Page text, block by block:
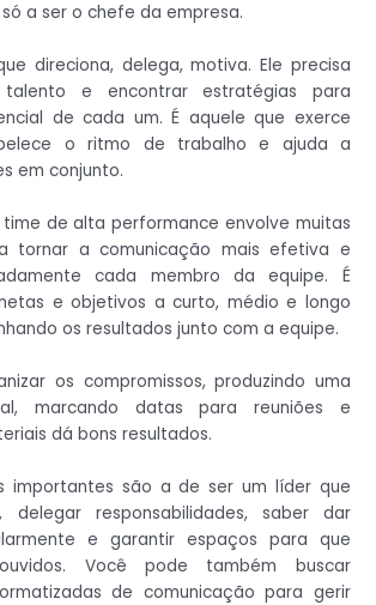
a ser o chefe da empresa.
direciona, delega, motiva. Ele precisa
e encontrar estratégias para
de cada um. É aquele que exerce
o ritmo de trabalho e ajuda a
em conjunto.
time de alta performance envolve muitas
tornar a comunicação mais efetiva e
cada membro da equipe. É
e objetivos a curto, médio e longo
os resultados junto com a equipe.
os compromissos, produzindo uma
marcando datas para reuniões e
dá bons resultados.
importantes são a de ser um líder que
responsabilidades, saber dar
e garantir espaços para que
Você pode também buscar
de comunicação para gerir